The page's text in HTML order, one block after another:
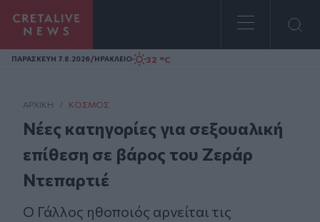
Homepage
ΠΑΡΑΣΚΕΥΗ 7.8.2026/ΗΡΑΚΛΕΙΟ 32 °C
ΑΡΧΙΚΗ / ΚΌΣΜΟΣ
Νέες κατηγορίες για σεξουαλική
επίθεση σε βάρος του Ζεράρ
Ντεπαρτιέ
Ο Γάλλος ηθοποιός αρνείται τις